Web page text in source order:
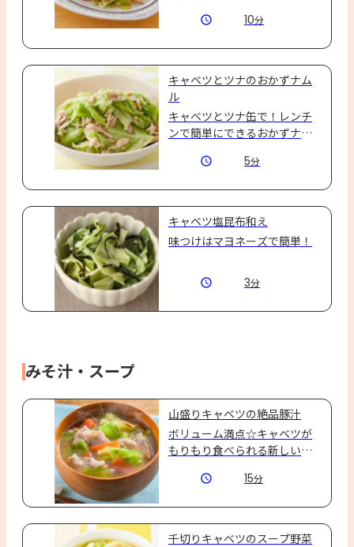
10分
キャベツとツナのおかずナム
ル
キャベツとツナ缶で！レンチ
ンで簡単にできるおかずナム
5分
キャベツ塩昆布和え
味つけはマヨネーズで簡単！
3分
みそ汁・スープ
山盛りキャベツの絶品豚汁
ボリューム満点☆キャベツが
もりもり食べられる新しい絶
つキャベツの香ばしさがたま
15分
千切りキャベツのスープ野菜